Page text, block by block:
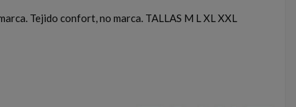
Tejido confort, no marca. TALLAS M L XL XXL